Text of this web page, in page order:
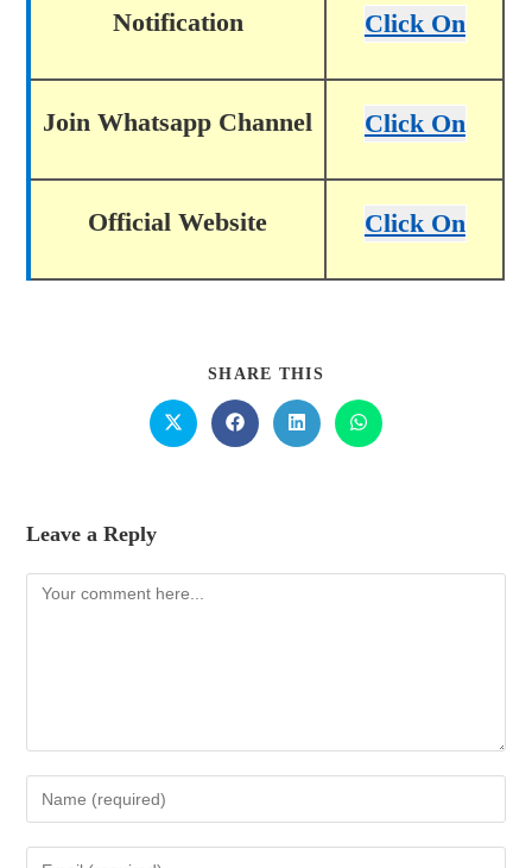
Notification Click On
Join Whatsapp Channel Click On
Official Website Click On
SHARE THIS
Leave a Reply